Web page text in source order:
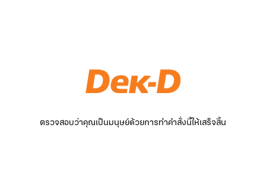
ตรวจสอบว่าคุณเป็นมนุษย์ด้วยการทำคำสั่งนี้ให้เสร็จสิ้น